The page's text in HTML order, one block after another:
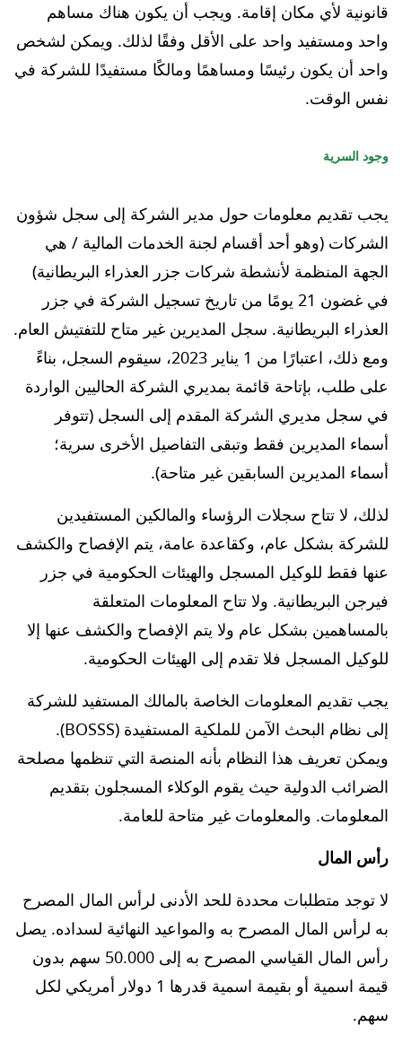
قانونية لأي مكان إقامة. ويجب أن يكون هناك مساهم
واحد ومستفيد واحد على الأقل وفقًا لذلك. ويمكن لشخص
واحد أن يكون رئيسًا ومساهمًا ومالكًا مستفيدًا للشركة في
نفس الوقت.
وجود السرية
يجب تقديم معلومات حول مدير الشركة إلى سجل شؤون
الشركات (وهو أحد أقسام لجنة الخدمات المالية / هي
الجهة المنظمة لأنشطة شركات جزر العذراء البريطانية)
في غضون 21 يومًا من تاريخ تسجيل الشركة في جزر
العذراء البريطانية. سجل المديرين غير متاح للتفتيش العام.
ومع ذلك، اعتبارًا من 1 يناير 2023، سيقوم السجل، بناءً
على طلب، بإتاحة قائمة بمديري الشركة الحاليين الواردة
في سجل مديري الشركة المقدم إلى السجل (تتوفر
أسماء المديرين فقط وتبقى التفاصيل الأخرى سرية؛
أسماء المديرين السابقين غير متاحة).
لذلك، لا تتاح سجلات الرؤساء والمالكين المستفيدين
للشركة بشكل عام، وكقاعدة عامة، يتم الإفصاح والكشف
عنها فقط للوكيل المسجل والهيئات الحكومية في جزر
فيرجن البريطانية. ولا تتاح المعلومات المتعلقة
بالمساهمين بشكل عام ولا يتم الإفصاح والكشف عنها إلا
للوكيل المسجل فلا تقدم إلى الهيئات الحكومية.
يجب تقديم المعلومات الخاصة بالمالك المستفيد للشركة
إلى نظام البحث الآمن للملكية المستفيدة (BOSSS).
ويمكن تعريف هذا النظام بأنه المنصة التي تنظمها مصلحة
الضرائب الدولية حيث يقوم الوكلاء المسجلون بتقديم
المعلومات. والمعلومات غير متاحة للعامة.
رأس المال
لا توجد متطلبات محددة للحد الأدنى لرأس المال المصرح
به لرأس المال المصرح به والمواعيد النهائية لسداده. يصل
رأس المال القياسي المصرح به إلى 50.000 سهم بدون
قيمة اسمية أو بقيمة اسمية قدرها 1 دولار أمريكي لكل
سهم.